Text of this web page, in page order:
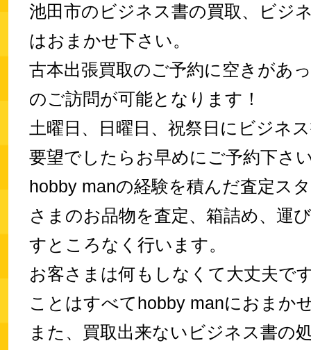
池田市のビジネス書の買取、ビジ
はおまかせ下さい。
古本出張買取のご予約に空きがあ
のご訪問が可能となります！
土曜日、日曜日、祝祭日にビジネ
要望でしたらお早めにご予約下さ
hobby manの経験を積んだ査定ス
さまのお品物を査定、箱詰め、運
すところなく行います。
お客さまは何もしなくて大丈夫で
ことはすべてhobby manにおまか
また、買取出来ないビジネス書の